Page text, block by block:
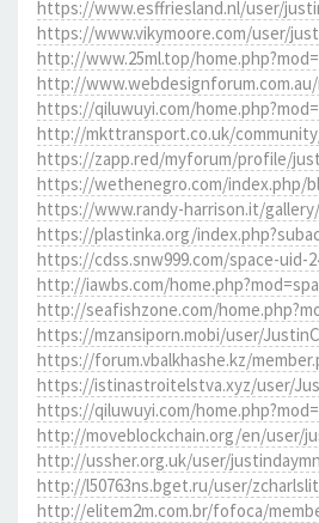
https://www.esffriesland.nl/user/
https://www.vikymoore.com/user/
http://www.25ml.top/
http://www.webdesignforum.com.au/
https://qiluwuyi.com/
http://mkttransport.co.uk/
https://zapp.red/myforum/profile/
https://wethenegro.com/index.php/
https://www.randy-harrison.it/gallery/
https://plastinka.org/
https://cdss.snw999.com/space-uid-
http://iawbs.com/
http://seafishzone.com/
https://mzansiporn.mobi/user/
https://forum.vbalkhashe.kz/
https://istinastroitelstva.xyz/user/
https://qiluwuyi.com/
http://moveblockchain.org/en/user/
http://ussher.org.uk/user/
http://l50763ns.bget.ru/user/
http://elitem2m.com.br/fofoca/